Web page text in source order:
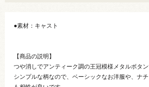
●素材：キャスト
【商品の説明】
つや消しでアンティーク調の王冠模様メタルボタン
シンプルな柄なので、ベーシックなお洋服や、ナ